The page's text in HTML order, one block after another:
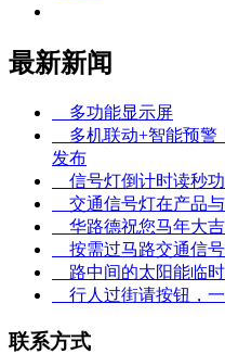
最新新闻
多功能显示屏
多机联动+智能预警
发布
信号灯倒计时读秒功
交通信号灯在产品
华路德祝您马年大吉
按需过马路交通信
路中间的太阳能临
行人过街请按钮，
联系方式